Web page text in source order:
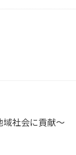
社会に貢献～